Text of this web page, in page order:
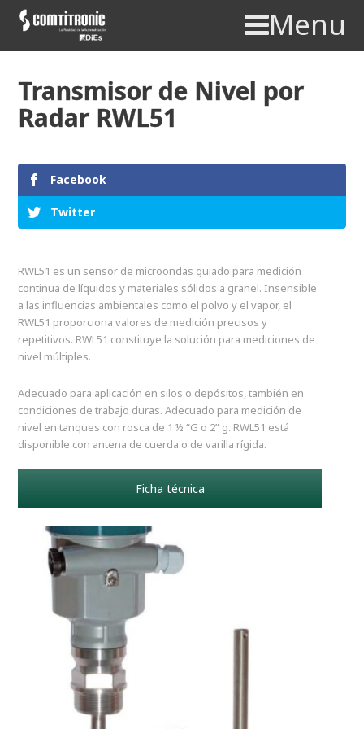
Menu
Transmisor de Nivel por
Radar RWL51
Facebook
Twitter
RWL51 es un sensor de microondas guiado para medición
continua de líquidos y materiales sólidos a granel. Insensible
a las influencias ambientales como el polvo y el vapor, el
RWL51 proporciona valores de medición precisos y
repetitivos. RWL51 constituye la solución para mediciones de
nivel múltiples.
Adecuado para aplicación en silos o depósitos, también en
condiciones de trabajo duras. Adecuado para medición de
nivel en tanques con rosca de 1 ½ “G o 2” g. RWL51 está
disponible con antena de cuerda o de varilla rígida.
Ficha técnica